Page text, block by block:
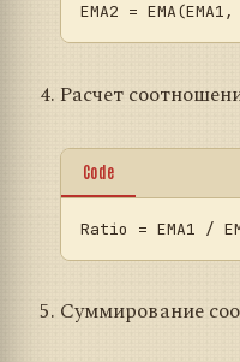
EMA2
Расчет
Code
Ratio
Суммирование